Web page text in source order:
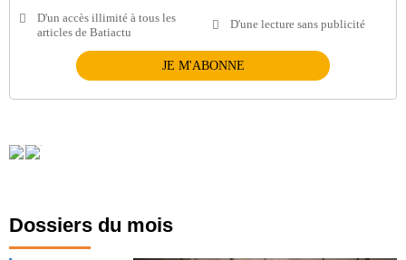
D'un accès illimité à tous les
articles de Batiactu
D'une lecture sans publicité
JE M'ABONNE
Dossiers du mois